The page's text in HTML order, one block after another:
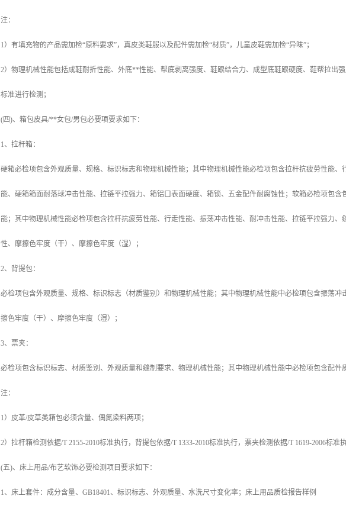
注：
1）有填充物的产品需加检“原料要求”，真皮类鞋服以及配件需加检“材质”，儿童皮鞋需加检“异味”；
2）物理机械性能包括成鞋耐折性能、外底**性能、帮底剥离强度、鞋跟结合力、成型底鞋跟硬度、鞋帮拉出
标准进行检测；
(四)、箱包皮具/**女包/男包必要项要求如下：
1、拉杆箱：
硬箱必检项包含外观质量、规格、标识标志和物理机械性能；其中物理机械性能必检项包含拉杆抗疲劳性能
能、硬箱箱面耐落球冲击性能、拉链平拉强力、箱铝口表面硬度、箱锁、五金配件耐腐蚀性；软箱必检项包
能；其中物理机械性能必检项包含拉杆抗疲劳性能、行走性能、振荡冲击性能、耐冲击性能、拉链平拉强力
性、摩擦色牢度（干）、摩擦色牢度（湿）；
2、背提包：
必检项包含外观质量、规格、标识标志（材质鉴别）和物理机械性能；其中物理机械性能中必检项包含振荡
擦色牢度（干）、摩擦色牢度（湿）；
3、票夹：
必检项包含标识标志、材质鉴别、外观质量和缝制要求、物理机械性能；其中物理机械性能中必检项包含配件
注：
1）皮革/皮草类箱包必须含量、偶氮染料两项；
2）拉杆箱检测依据/T 2155-2010标准执行，背提包依据/T 1333-2010标准执行，票夹检测依据/T 1619-2006标准执
(五)、床上用品/布艺软饰必要检测项目要求如下：
1、床上套件：成分含量、GB18401、标识标志、外观质量、水洗尺寸变化率；床上用品质检报告样例